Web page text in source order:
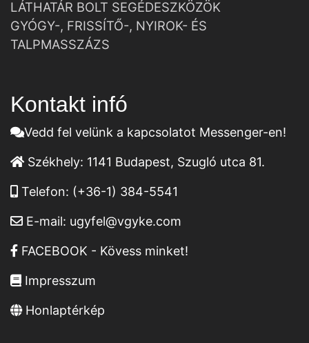
LÁTHATÁR BOLT SEGÉDESZKÖZÖK
GYÓGY-, FRISSÍTŐ-, NYIROK- ÉS
TALPMASSZÁZS
Kontakt infó
Vedd fel velünk a kapcsolatot Messenger-en!
Székhely: 1141 Budapest, Szugló utca 81.
Telefon: (+36-1) 384-5541
E-mail: ugyfel@vgyke.com
FACEBOOK - Kövess minket!
Impresszum
Honlaptérkép